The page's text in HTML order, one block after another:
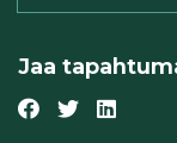
Jaa